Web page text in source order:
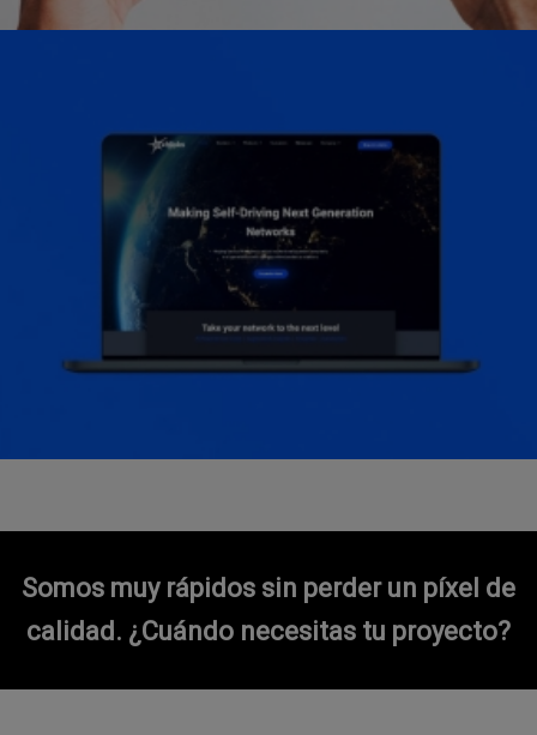
Somos muy rápidos sin perder un píxel de
calidad. ¿Cuándo necesitas tu proyecto?